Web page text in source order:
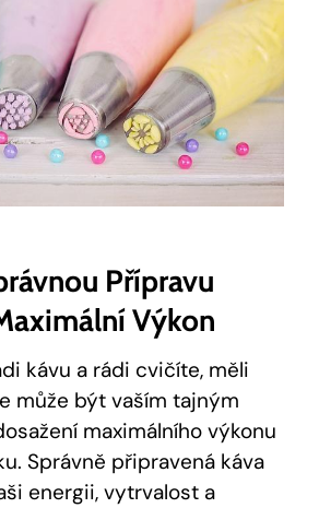
Přípravu
Výkon
kávu a ⁣rádi⁣ cvičíte, měli‍
může být vaším tajným⁤
maximálního výkonu
Správně připravená káva
energii,⁤ vytrvalost a